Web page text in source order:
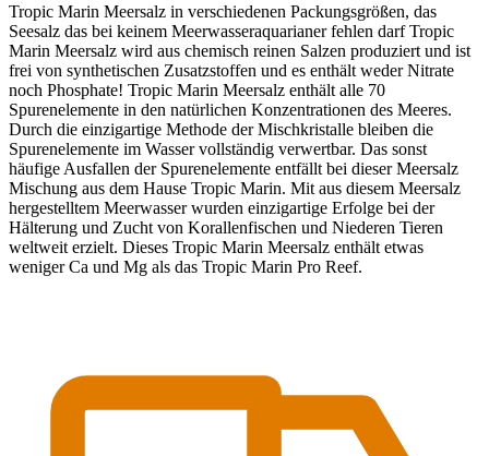
Tropic Marin Meersalz in verschiedenen Packungsgrößen, das
Seesalz das bei keinem Meerwasseraquarianer fehlen darf Tropic
Marin Meersalz wird aus chemisch reinen Salzen produziert und ist
frei von synthetischen Zusatzstoffen und es enthält weder Nitrate
noch Phosphate! Tropic Marin Meersalz enthält alle 70
Spurenelemente in den natürlichen Konzentrationen des Meeres.
Durch die einzigartige Methode der Mischkristalle bleiben die
Spurenelemente im Wasser vollständig verwertbar. Das sonst
häufige Ausfallen der Spurenelemente entfällt bei dieser Meersalz
Mischung aus dem Hause Tropic Marin. Mit aus diesem Meersalz
hergestelltem Meerwasser wurden einzigartige Erfolge bei der
Hälterung und Zucht von Korallenfischen und Niederen Tieren
weltweit erzielt. Dieses Tropic Marin Meersalz enthält etwas
weniger Ca und Mg als das Tropic Marin Pro Reef.